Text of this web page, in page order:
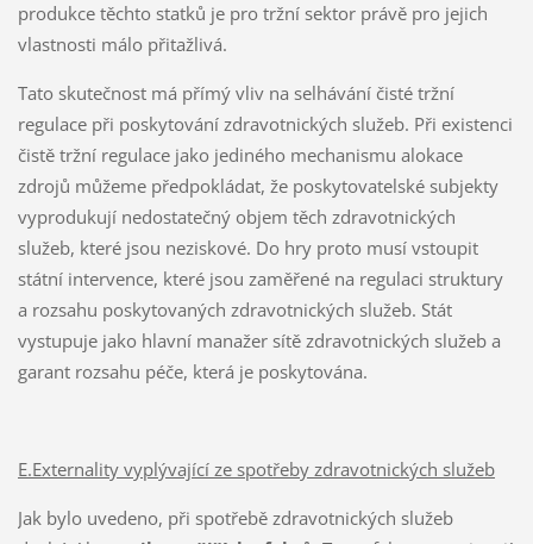
produkce těchto statků je pro tržní sektor právě pro jejich
vlastnosti málo přitažlivá.
Tato skutečnost má přímý vliv na selhávání čisté tržní
regulace při poskytování zdravotnických služeb. Při existenci
čistě tržní regulace jako jediného mechanismu alokace
zdrojů můžeme předpokládat, že poskytovatelské subjekty
vyprodukují nedostatečný objem těch zdravotnických
služeb, které jsou neziskové. Do hry proto musí vstoupit
státní intervence, které jsou zaměřené na regulaci struktury
a rozsahu poskytovaných zdravotnických služeb. Stát
vystupuje jako hlavní manažer sítě zdravotnických služeb a
garant rozsahu péče, která je poskytována.
E.Externality vyplývající ze spotřeby zdravotnických služeb
Jak bylo uvedeno, při spotřebě zdravotnických služeb